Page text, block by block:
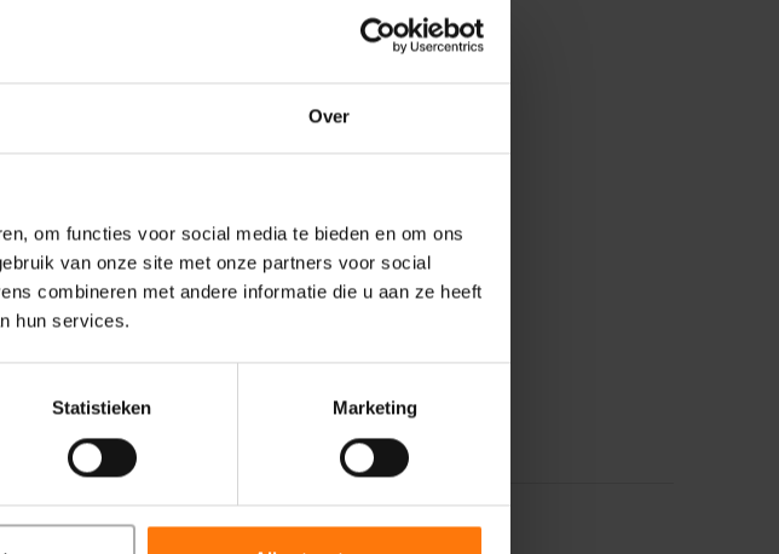
Over
om functies voor social media te bieden en om ons
van onze site met onze partners voor social
combineren met andere informatie die u aan ze heeft
hun services.
Statistieken Marketing